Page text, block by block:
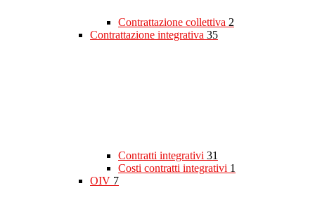
Contrattazione collettiva 2
Contrattazione integrativa 35
Contratti integrativi 31
Costi contratti integrativi 1
OIV 7